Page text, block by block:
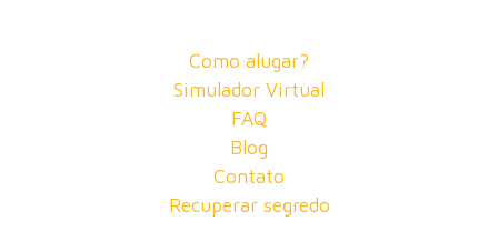
Como alugar?
Simulador Virtual
FAQ
Blog
Contato
Recuperar segredo